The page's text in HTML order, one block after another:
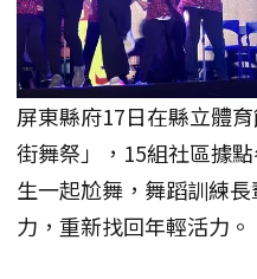
屏東縣府17日在縣立體
街舞祭」，15組社區據
生一起尬舞，舞蹈訓練
力，重新找回年輕活力